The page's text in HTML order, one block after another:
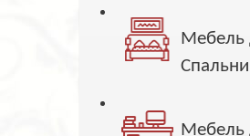
Мебель
Спальни
Мебель